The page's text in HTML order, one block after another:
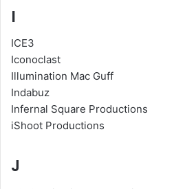
I
ICE3
Iconoclast
Illumination Mac Guff
Indabuz
Infernal Square Productions
iShoot Productions
J